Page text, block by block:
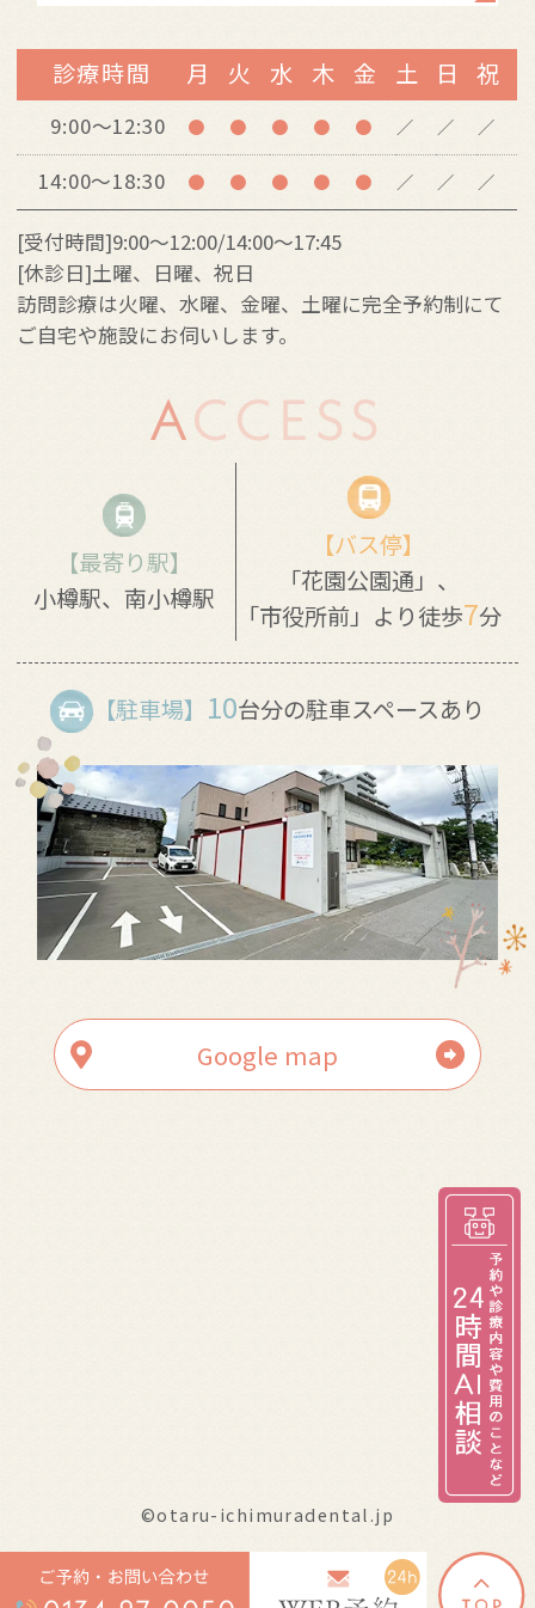
診療時間 月 火 水 木 金 土 日 祝
9:00～12:30 ● ● ● ● ● ／ ／ ／
14:00～18:30 ● ● ● ● ● ／ ／ ／
[受付時間]9:00～12:00/14:00～17:45
[休診日]土曜、日曜、祝日
訪問診療は火曜、水曜、金曜、土曜に完全予約制にて
ご自宅や施設にお伺いします。
Google map
ACCESS
【最寄り駅】
小樽駅、南小樽駅
【バス停】
「花園公園通」、
「市役所前」より徒歩7分
【駐車場】 10台分の駐車スペースあり
©otaru-ichimuradental.jp